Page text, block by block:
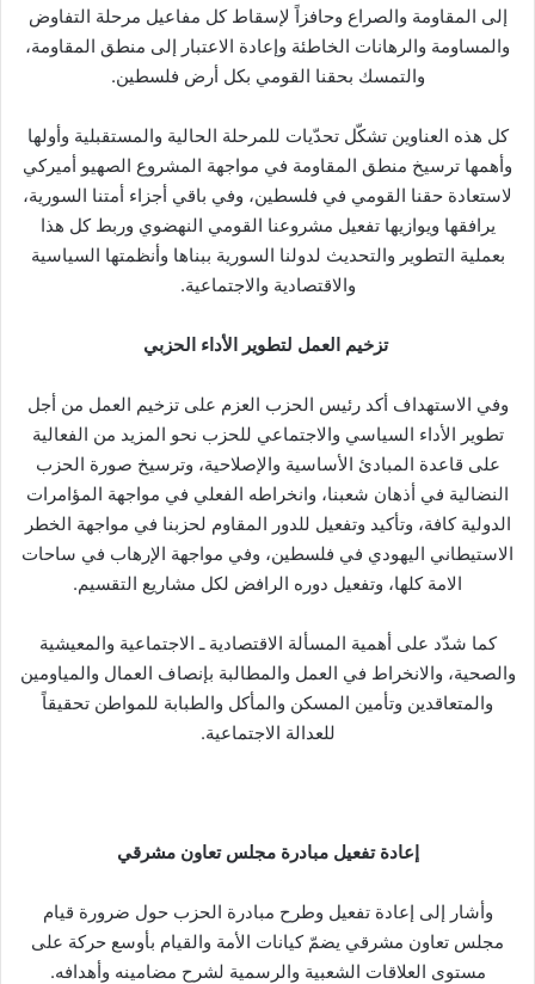
إلى المقاومة والصراع وحافزاً لإسقاط كل مفاعيل مرحلة التفاوض
والمساومة والرهانات الخاطئة وإعادة الاعتبار إلى منطق المقاومة،
والتمسك بحقنا القومي بكل أرض فلسطين.
كل هذه العناوين تشكّل تحدّيات للمرحلة الحالية والمستقبلية وأولها
وأهمها ترسيخ منطق المقاومة في مواجهة المشروع الصهيو أميركي
لاستعادة حقنا القومي في فلسطين، وفي باقي أجزاء أمتنا السورية،
يرافقها ويوازيها تفعيل مشروعنا القومي النهضوي وربط كل هذا
بعملية التطوير والتحديث لدولنا السورية ببناها وأنظمتها السياسية
والاقتصادية والاجتماعية.
تزخيم العمل لتطوير الأداء الحزبي
وفي الاستهداف أكد رئيس الحزب العزم على تزخيم العمل من أجل
تطوير الأداء السياسي والاجتماعي للحزب نحو المزيد من الفعالية
على قاعدة المبادئ الأساسية والإصلاحية، وترسيخ صورة الحزب
النضالية في أذهان شعبنا، وانخراطه الفعلي في مواجهة المؤامرات
الدولية كافة، وتأكيد وتفعيل للدور المقاوم لحزبنا في مواجهة الخطر
الاستيطاني اليهودي في فلسطين، وفي مواجهة الإرهاب في ساحات
الامة كلها، وتفعيل دوره الرافض لكل مشاريع التقسيم.
كما شدّد على أهمية المسألة الاقتصادية ـ الاجتماعية والمعيشية
والصحية، والانخراط في العمل والمطالبة بإنصاف العمال والمياومين
والمتعاقدين وتأمين المسكن والمأكل والطبابة للمواطن تحقيقاً
للعدالة الاجتماعية.
إعادة تفعيل مبادرة مجلس تعاون مشرقي
وأشار إلى إعادة تفعيل وطرح مبادرة الحزب حول ضرورة قيام
مجلس تعاون مشرقي يضمّ كيانات الأمة والقيام بأوسع حركة على
مستوى العلاقات الشعبية والرسمية لشرح مضامينه وأهدافه.